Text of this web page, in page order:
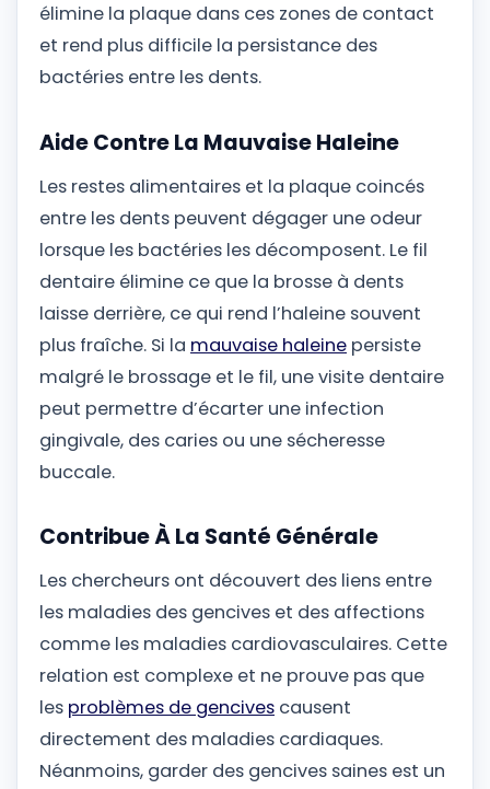
élimine la plaque dans ces zones de contact
et rend plus difficile la persistance des
bactéries entre les dents.
Aide Contre La Mauvaise Haleine
Les restes alimentaires et la plaque coincés
entre les dents peuvent dégager une odeur
lorsque les bactéries les décomposent. Le fil
dentaire élimine ce que la brosse à dents
laisse derrière, ce qui rend l’haleine souvent
plus fraîche. Si la mauvaise haleine persiste
malgré le brossage et le fil, une visite dentaire
peut permettre d’écarter une infection
gingivale, des caries ou une sécheresse
buccale.
Contribue À La Santé Générale
Les chercheurs ont découvert des liens entre
les maladies des gencives et des affections
comme les maladies cardiovasculaires. Cette
relation est complexe et ne prouve pas que
les problèmes de gencives causent
directement des maladies cardiaques.
Néanmoins, garder des gencives saines est un